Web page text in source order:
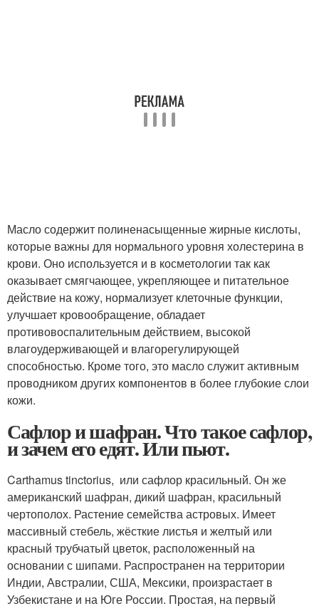
Масло содержит полиненасыщенные жирные кислоты,
которые важны для нормального уровня холестерина в
крови. Оно используется и в косметологии так как
оказывает смягчающее, укрепляющее и питательное
действие на кожу, нормализует клеточные функции,
улучшает кровообращение, обладает
противовоспалительным действием, высокой
влагоудерживающей и влагорегулирующей
способностью. Кроме того, это масло служит активным
проводником других компонентов в более глубокие слои
кожи.
Сафлор и шафран. Что такое сафлор,
и зачем его едят. Или пьют.
Carthamus tinctorius, или сафлор красильный. Он же
американский шафран, дикий шафран, красильный
чертополох. Растение семейства астровых. Имеет
массивный стебель, жёсткие листья и желтый или
красный трубчатый цветок, расположенный на
основании с шипами. Распространен на территории
Индии, Австралии, США, Мексики, произрастает в
Узбекистане и на Юге России. Простая, на первый